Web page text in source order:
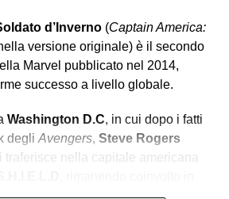
d’Inverno(Captain America:
versione originale) è il secondo
Marvel pubblicato nel 2014,
successo a livello globale.
Washington D.C, in cui dopo i fatti
degli Avengers, Steve Rogers
traferisce nella capitale americana
gli eventi, notiamo come Rogers